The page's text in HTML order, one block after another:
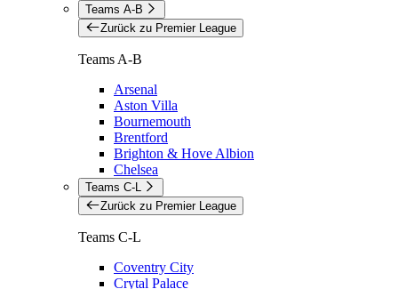
Teams A-B
Zurück zu Premier League
Teams A-B
Arsenal
Aston Villa
Bournemouth
Brentford
Brighton & Hove Albion
Chelsea
Teams C-L
Zurück zu Premier League
Teams C-L
Coventry City
Crytal Palace